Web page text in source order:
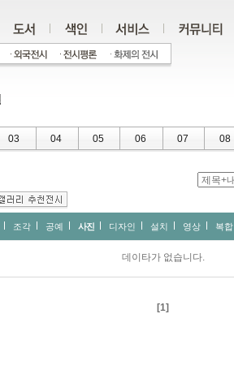
03 04 05 06 07 08
조각 공예 사진 디자인 설치 영상 복합
데이타가 없습니다.
[1]